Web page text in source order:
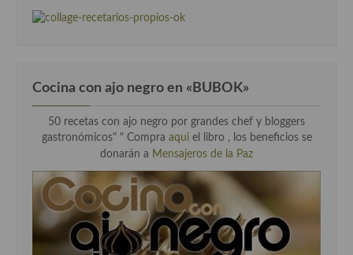
Cocina con ajo negro en «BUBOK»
50 recetas con ajo negro por grandes chef y bloggers
gastronómicos" " Compra aqui el libro , los beneficios se
donarán a Mensajeros de la Paz